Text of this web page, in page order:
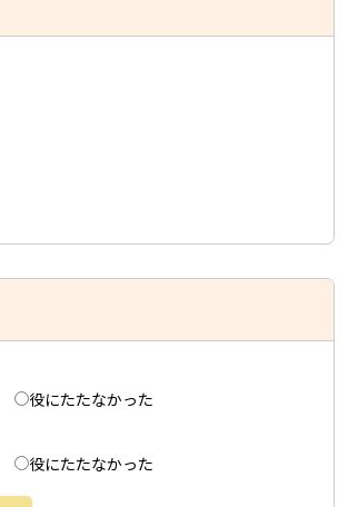
役にたたなかった
役にたたなかった